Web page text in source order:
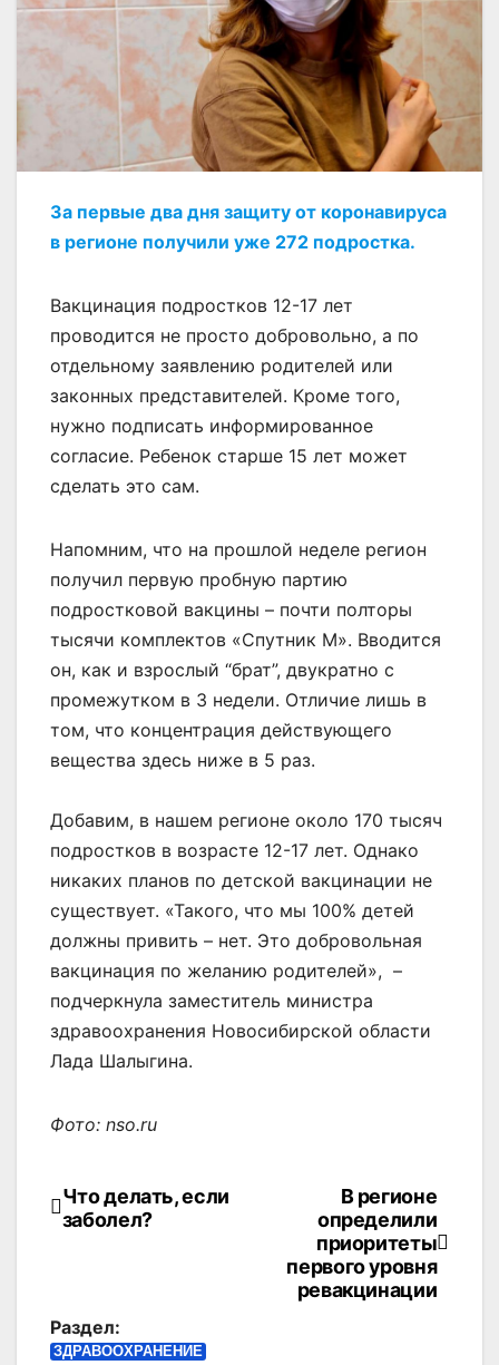
За первые два дня защиту от коронавируса
в регионе получили уже 272 подростка.
Вакцинация подростков 12-17 лет
проводится не просто добровольно, а по
отдельному заявлению родителей или
законных представителей. Кроме того,
нужно подписать информированное
согласие. Ребенок старше 15 лет может
сделать это сам.
Напомним, что на прошлой неделе регион
получил первую пробную партию
подростковой вакцины – почти полторы
тысячи комплектов «Спутник М». Вводится
он, как и взрослый “брат”, двукратно с
промежутком в 3 недели. Отличие лишь в
том, что концентрация действующего
вещества здесь ниже в 5 раз.
Добавим, в нашем регионе около 170 тысяч
подростков в возрасте 12-17 лет. Однако
никаких планов по детской вакцинации не
существует. «Такого, что мы 100% детей
должны привить – нет. Это добровольная
вакцинация по желанию родителей», –
подчеркнула заместитель министра
здравоохранения Новосибирской области
Лада Шалыгина.
Фото: nso.ru
Навигация
В регионе
определили
приоритеты
первого уровня
ревакцинации
Что делать, если
заболел?
Раздел:
ЗДРАВООХРАНЕНИЕ